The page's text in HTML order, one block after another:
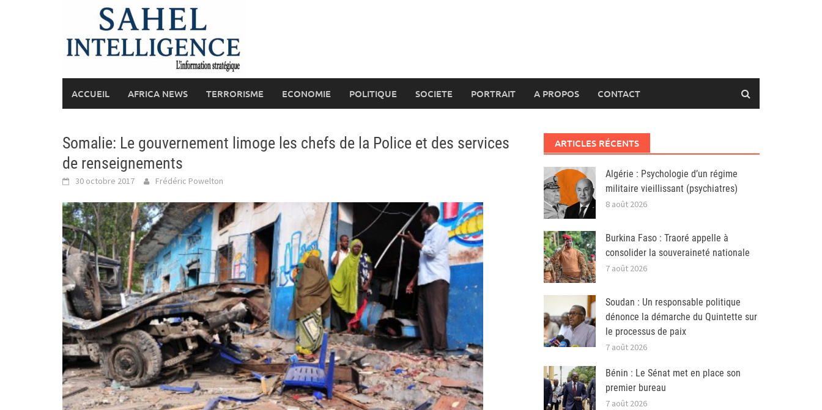
ACCUEIL AFRICA NEWS TERRORISME ECONOMIE POLITIQUE SOCIETE PORTRAIT A PROPOS CONTACT
Somalie: Le gouvernement limoge les chefs de la Police et des services
de renseignements
30 octobre 2017 Frédéric Powelton
ARTICLES RÉCENTS
Algérie : Psychologie d’un régime
militaire vieillissant (psychiatres)
8 août 2026
Burkina Faso : Traoré appelle à
consolider la souveraineté nationale
7 août 2026
Soudan : Un responsable politique
dénonce la démarche du Quintette sur
le processus de paix
7 août 2026
Bénin : Le Sénat met en place son
premier bureau
7 août 2026